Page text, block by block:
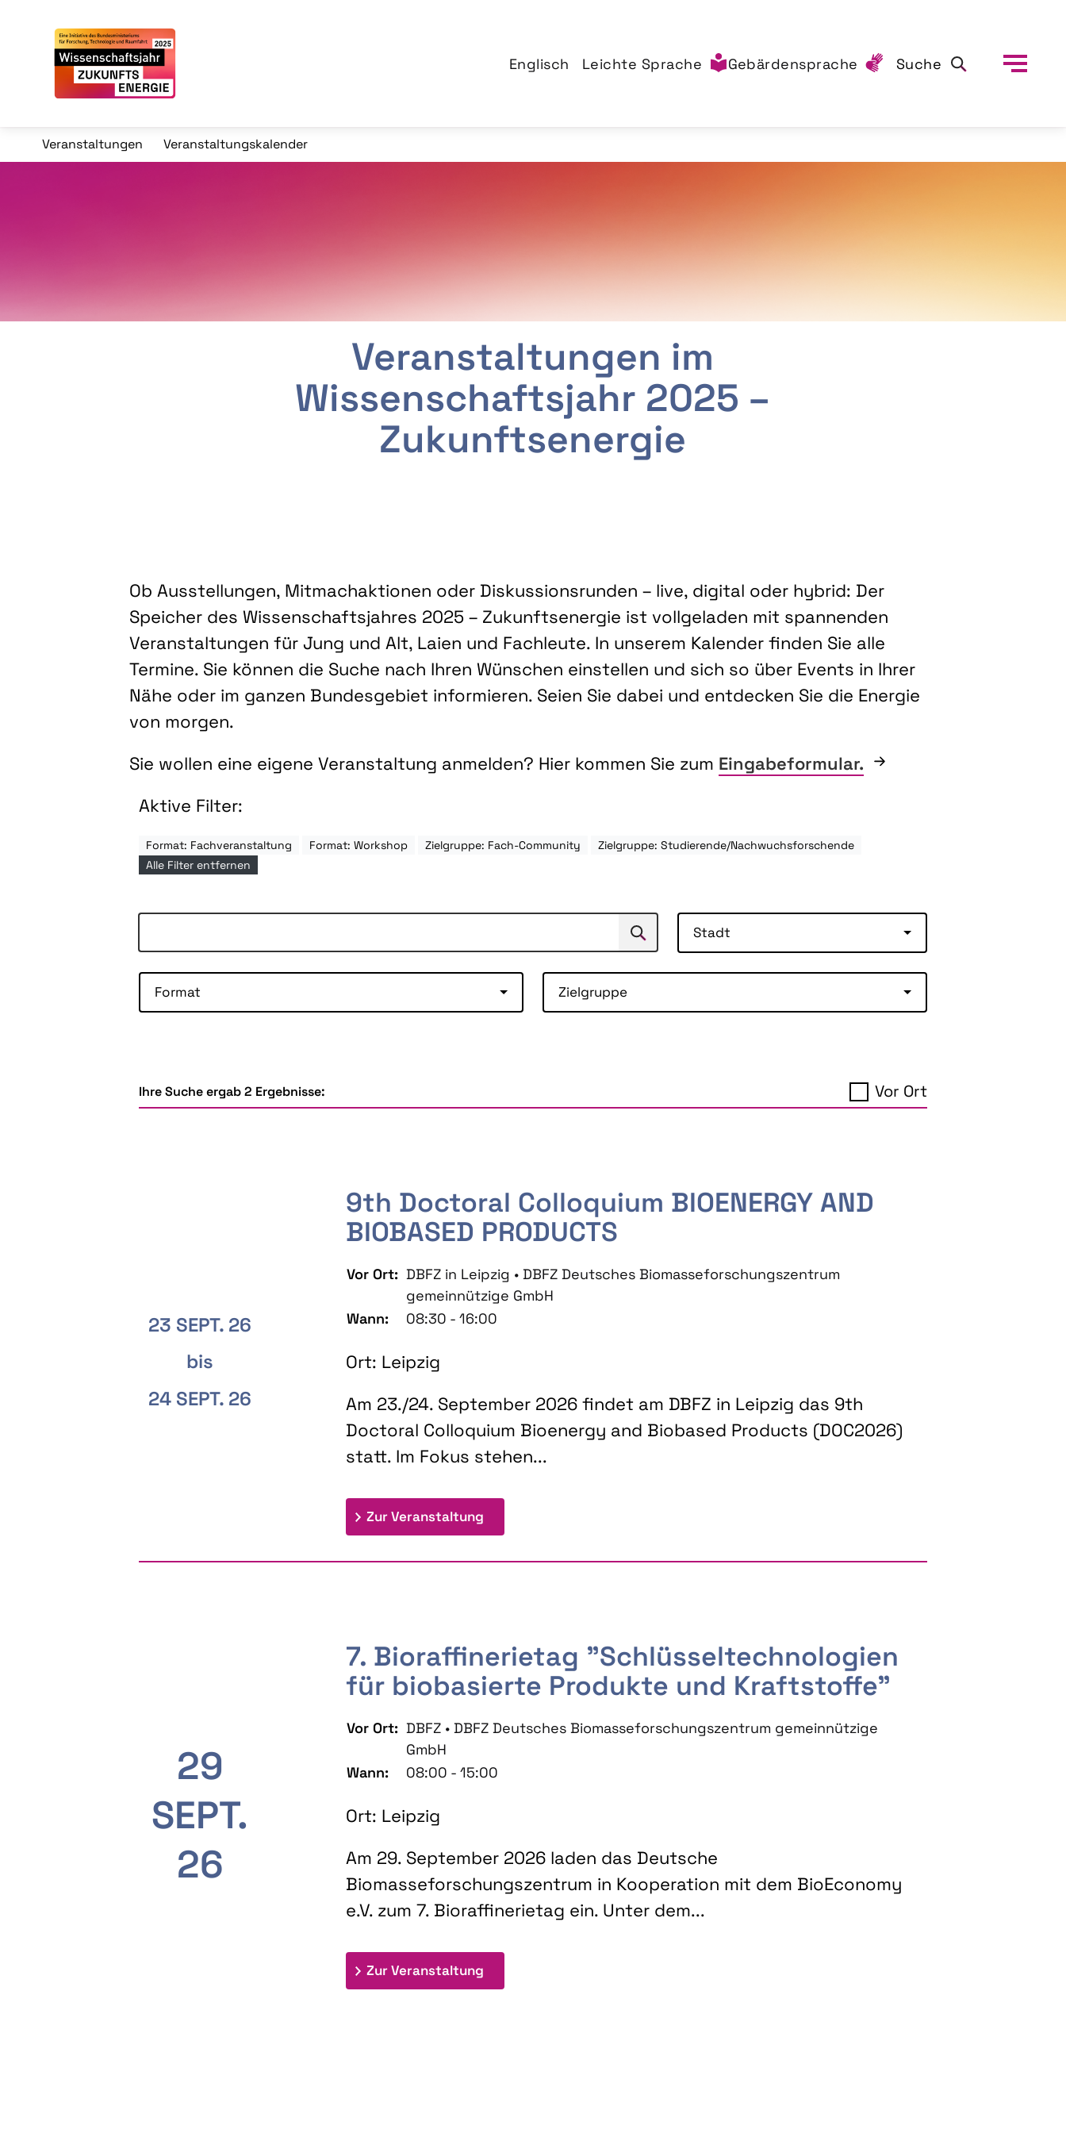
Englisch Leichte Sprache Gebärdensprache Suche
Veranstaltungen Veranstaltungskalender
Veranstaltungen im
Wissenschaftsjahr 2025 –
Zukunftsenergie
Ob Ausstellungen, Mitmachaktionen oder Diskussionsrunden – live, digital oder hybrid: Der
Speicher des Wissenschaftsjahres 2025 – Zukunftsenergie ist vollgeladen mit spannenden
Veranstaltungen für Jung und Alt, Laien und Fachleute. In unserem Kalender finden Sie alle
Termine. Sie können die Suche nach Ihren Wünschen einstellen und sich so über Events in Ihrer
Nähe oder im ganzen Bundesgebiet informieren. Seien Sie dabei und entdecken Sie die Energie
von morgen.
Sie wollen eine eigene Veranstaltung anmelden? Hier kommen Sie zum Eingabeformular.
Aktive Filter:
Format: Fachveranstaltung Format: Workshop Zielgruppe: Fach-Community
Zielgruppe: Studierende/Nachwuchsforschende
Alle Filter entfernen
Suchen Stadt
Format Zielgruppe
Ihre Suche ergab 2 Ergebnisse: Vor Ort
23 SEPT. 26
bis
24 SEPT. 26
9th Doctoral Colloquium BIOENERGY AND
BIOBASED PRODUCTS
Vor Ort: DBFZ in Leipzig • DBFZ Deutsches Biomasseforschungszentrum
gemeinnützige GmbH
Wann:
08:30 - 16:00
Ort: Leipzig
Am 23./24. September 2026 findet am DBFZ in Leipzig das 9th
Doctoral Colloquium Bioenergy and Biobased Products (DOC2026)
statt. Im Fokus stehen...
Zur Veranstaltung: 9th Doctoral Colloquium BIOENERGY AND BIOBASED PRODUCTS
29
SEPT.
26
7. Bioraffinerietag "Schlüsseltechnologien
für biobasierte Produkte und Kraftstoffe"
Vor Ort: DBFZ • DBFZ Deutsches Biomasseforschungszentrum gemeinnützige
GmbH
Wann:
08:00 - 15:00
Ort: Leipzig
Am 29. September 2026 laden das Deutsche
Biomasseforschungszentrum in Kooperation mit dem BioEconomy
e.V. zum 7. Bioraffinerietag ein. Unter dem...
Zur Veranstaltung: 7. Bioraffinerietag "Schlüsseltechnologien für biobasierte Produkte und Kraftstoffe"